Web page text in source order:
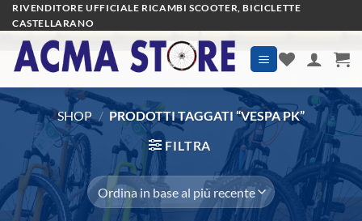
Salta
ai
contenuti
RIVENDITORE UFFICIALE RICAMBI SCOOTER, BICICLETTE
CASTELLARANO
SHOP / PRODOTTI TAGGATI “VESPA PK”
FILTRA